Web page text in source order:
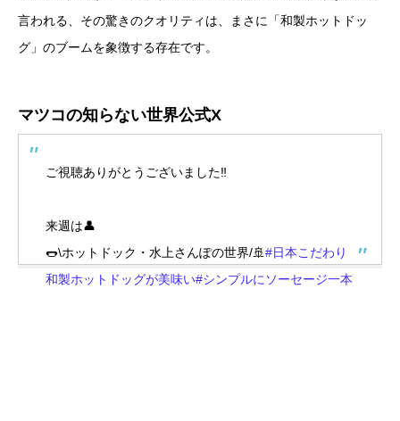
言われる、その驚きのクオリティは、まさに「和製ホットドッ
グ」のブームを象徴する存在です。
マツコの知らない世界公式X
ご視聴ありがとうございました‼️
来週は👤
🌭\ホットドック・水上さんぽの世界/🚢#日本こだわり
和製ホットドッグが美味い#シンプルにソーセージ一本